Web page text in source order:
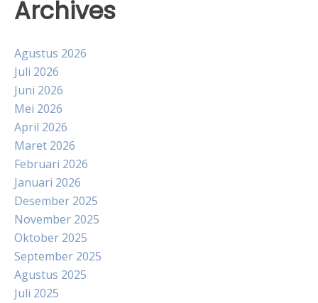
Archives
Agustus 2026
Juli 2026
Juni 2026
Mei 2026
April 2026
Maret 2026
Februari 2026
Januari 2026
Desember 2025
November 2025
Oktober 2025
September 2025
Agustus 2025
Juli 2025